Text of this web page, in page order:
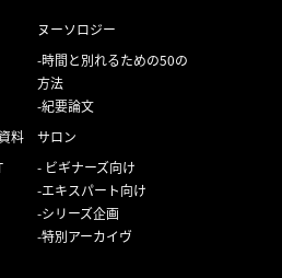
ヌーソロジー
時間と別れるための50の
方法
紀要論文
料
サロン
ビギナーズ向け
エキスパート向け
シリーズ企画
特別アーカイヴ